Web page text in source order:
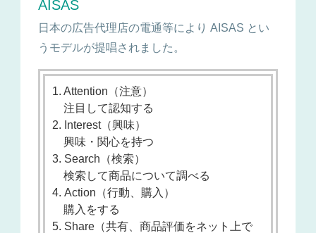
AISAS
日本の広告代理店の電通等により AISAS とい
うモデルが提唱されました。
1. Attention（注意）
注目して認知する
2. Interest（興味）
興味・関心を持つ
3. Search（検索）
検索して商品について調べる
4. Action（行動、購入）
購入をする
5. Share（共有、商品評価をネット上で